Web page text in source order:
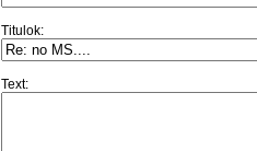
Titulok:
Text: